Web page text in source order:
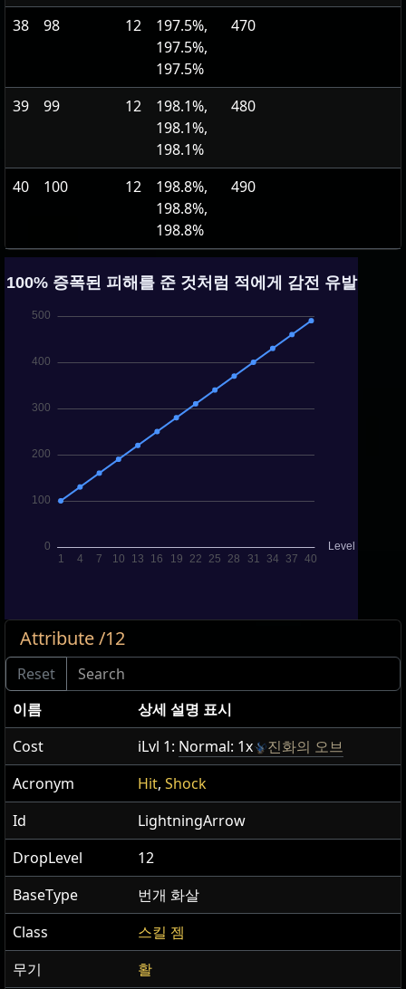
38 98 12
197.5%,
197.5%,
197.5%
470
39 99 12
198.1%,
198.1%,
198.1%
480
40 100 12
198.8%,
198.8%,
198.8%
490
Attribute /12
이름
상세 설명 표시
Cost
iLvl 1: Normal: 1x
진화의 오브
Acronym
Hit, Shock
Id
LightningArrow
DropLevel
12
BaseType
번개 화살
Class
스킬 젬
무기
활